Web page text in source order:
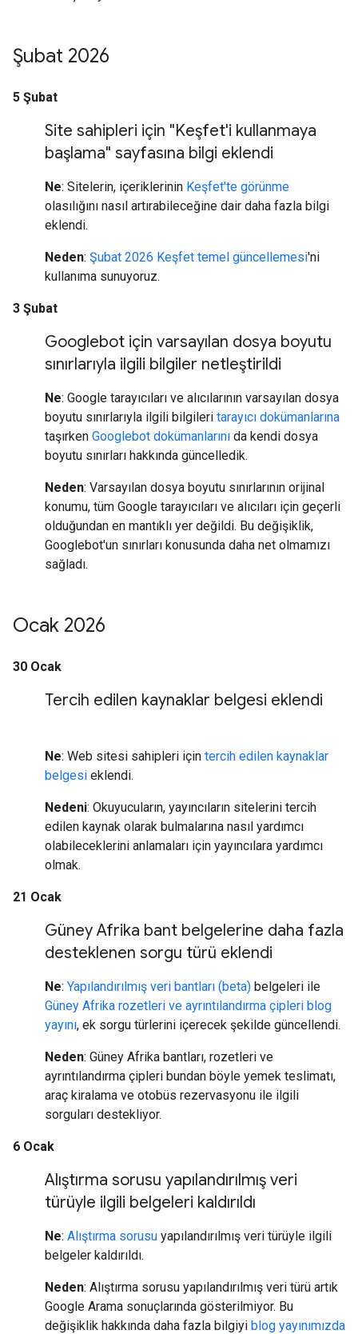
Şubat 2026
5 Şubat
Site sahipleri için "Keşfet'i kullanmaya
başlama" sayfasına bilgi eklendi
Ne: Sitelerin, içeriklerinin Keşfet'te görünme
olasılığını nasıl artırabileceğine dair daha fazla bilgi
eklendi.
Neden: Şubat 2026 Keşfet temel güncellemesi'ni
kullanıma sunuyoruz.
3 Şubat
Googlebot için varsayılan dosya boyutu
sınırlarıyla ilgili bilgiler netleştirildi
Ne: Google tarayıcıları ve alıcılarının varsayılan dosya
boyutu sınırlarıyla ilgili bilgileri tarayıcı dokümanlarına
taşırken Googlebot dokümanlarını da kendi dosya
boyutu sınırları hakkında güncelledik.
Neden: Varsayılan dosya boyutu sınırlarının orijinal
konumu, tüm Google tarayıcıları ve alıcıları için geçerli
olduğundan en mantıklı yer değildi. Bu değişiklik,
Googlebot'un sınırları konusunda daha net olmamızı
sağladı.
Ocak 2026
30 Ocak
Tercih edilen kaynaklar belgesi eklendi
Ne: Web sitesi sahipleri için tercih edilen kaynaklar
belgesi eklendi.
Nedeni: Okuyucuların, yayıncıların sitelerini tercih
edilen kaynak olarak bulmalarına nasıl yardımcı
olabileceklerini anlamaları için yayıncılara yardımcı
olmak.
21 Ocak
Güney Afrika bant belgelerine daha fazla
desteklenen sorgu türü eklendi
Ne: Yapılandırılmış veri bantları (beta) belgeleri ile
Güney Afrika rozetleri ve ayrıntılandırma çipleri blog
yayını, ek sorgu türlerini içerecek şekilde güncellendi.
Neden: Güney Afrika bantları, rozetleri ve
ayrıntılandırma çipleri bundan böyle yemek teslimatı,
araç kiralama ve otobüs rezervasyonu ile ilgili
sorguları destekliyor.
6 Ocak
Alıştırma sorusu yapılandırılmış veri
türüyle ilgili belgeleri kaldırıldı
Ne: Alıştırma sorusu yapılandırılmış veri türüyle ilgili
belgeler kaldırıldı.
Neden: Alıştırma sorusu yapılandırılmış veri türü artık
Google Arama sonuçlarında gösterilmiyor. Bu
değişiklik hakkında daha fazla bilgiyi blog yayınımızda